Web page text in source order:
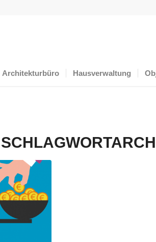
Architekturbüro Hausverwaltung